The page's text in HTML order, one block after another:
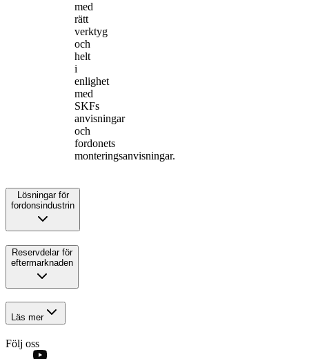
med
rätt
verktyg
och
helt
i
enlighet
med
SKFs
anvisningar
och
fordonets
monteringsanvisningar.
Lösningar för
fordonsindustrin
Reservdelar för
eftermarknaden
Läs mer
Följ oss